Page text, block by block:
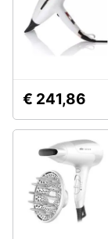
Profumi
Profumi
profumo
Chloe
profumo
Vedi
tutti
€ 241,86